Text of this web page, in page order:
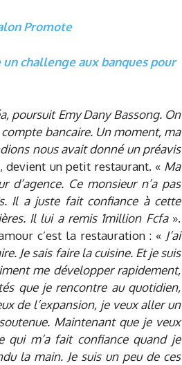
Promote
challenge aux banques pour
poursuit Emy Dany Bassong. On
compte bancaire. Un moment, ma
nous avait donné un préavis
devient un petit restaurant. « Ma
Ce monsieur n’a pas
Il a juste fait confiance à cette
Il lui a remis 1million Fcfa».
c’est la restauration : « J’ai
Je sais faire la cuisine. Et je suis
me développer rapidement,
que je rencontre au quotidien,
de l’expansion, je veux aller un
Maintenant que je veux
qui m’a fait confiance quand je
la main. Je suis un peu de ces